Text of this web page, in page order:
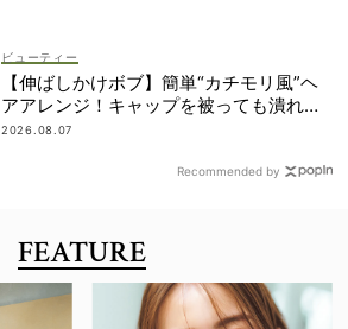
ビューティー
【伸ばしかけボブ】簡単“カチモリ風”ヘ
アアレンジ！キャップを被っても潰れな
い
2026.08.07
Recommended by
FEATURE